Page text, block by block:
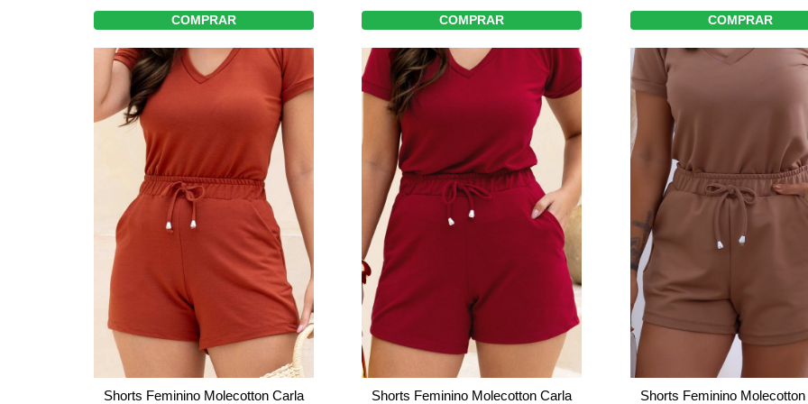
COMPRAR COMPRAR COMPRAR
Shorts Feminino Molecotton Carla Shorts Feminino Molecotton Carla Shorts Feminino